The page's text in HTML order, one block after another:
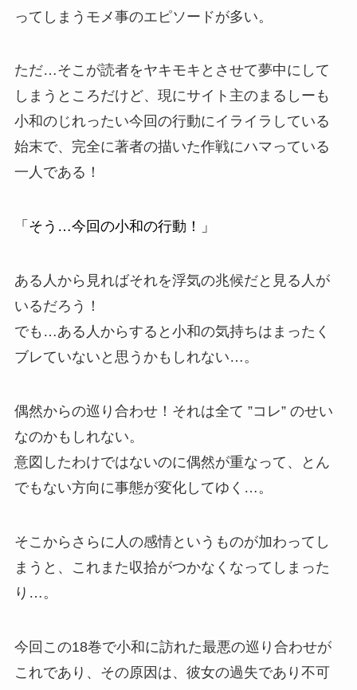
ってしまうモメ事のエピソードが多い。
ただ…そこが読者をヤキモキとさせて夢中にして
しまうところだけど、現にサイト主のまるしーも
小和のじれったい今回の行動にイライラしている
始末で、完全に著者の描いた作戦にハマっている
一人である！
「そう…今回の小和の行動！」
ある人から見ればそれを浮気の兆候だと見る人が
いるだろう！
でも…ある人からすると小和の気持ちはまったく
ブレていないと思うかもしれない…。
偶然からの巡り合わせ！それは全て ”コレ” のせい
なのかもしれない。
意図したわけではないのに偶然が重なって、とん
でもない方向に事態が変化してゆく…。
そこからさらに人の感情というものが加わってし
まうと、これまた収拾がつかなくなってしまった
り…。
今回この18巻で小和に訪れた最悪の巡り合わせが
これであり、その原因は、彼女の過失であり不可